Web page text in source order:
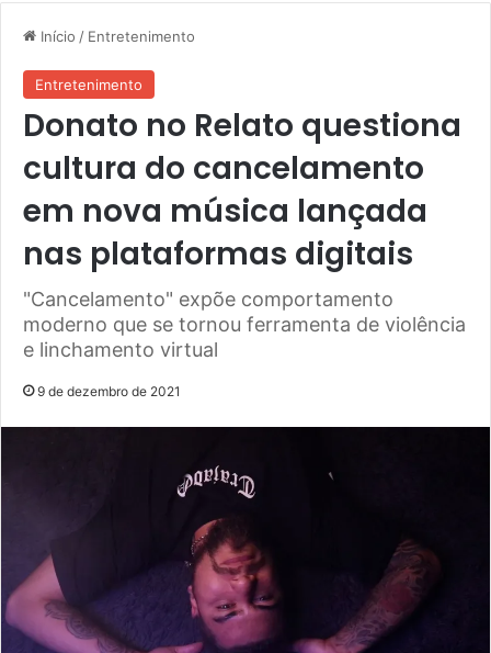
Início / Entretenimento
Entretenimento
Donato no Relato questiona
cultura do cancelamento
em nova música lançada
nas plataformas digitais
"Cancelamento" expõe comportamento
moderno que se tornou ferramenta de violência
e linchamento virtual
9 de dezembro de 2021